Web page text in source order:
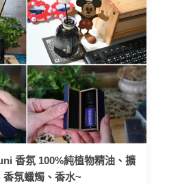
香氛 100%純植物精油、擴
香氛蠟燭、香水~